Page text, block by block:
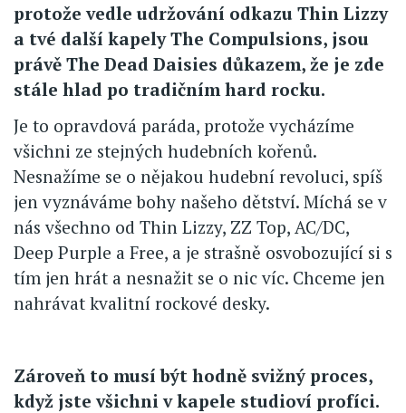
protože vedle udržování odkazu Thin Lizzy
a tvé další kapely The Compulsions, jsou
právě The Dead Daisies důkazem, že je zde
stále hlad po tradičním hard rocku.
Je to opravdová paráda, protože vycházíme
všichni ze stejných hudebních kořenů.
Nesnažíme se o nějakou hudební revoluci, spíš
jen vyznáváme bohy našeho dětství. Míchá se v
nás všechno od Thin Lizzy, ZZ Top, AC/DC,
Deep Purple a Free, a je strašně osvobozující si s
tím jen hrát a nesnažit se o nic víc. Chceme jen
nahrávat kvalitní rockové desky.
Zároveň to musí být hodně svižný proces,
když jste všichni v kapele studioví profíci.